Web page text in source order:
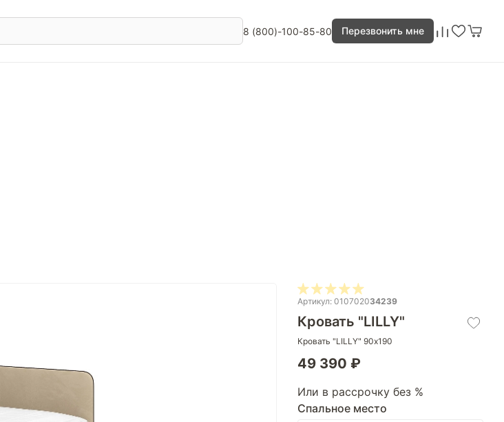
8 (800)-100-85-80 Перезвонить мне
Артикул: 010702034239
Кровать "LILLY"
Кровать "LILLY" 90х190
49 390 ₽
Или в рассрочку без %
Спальное место